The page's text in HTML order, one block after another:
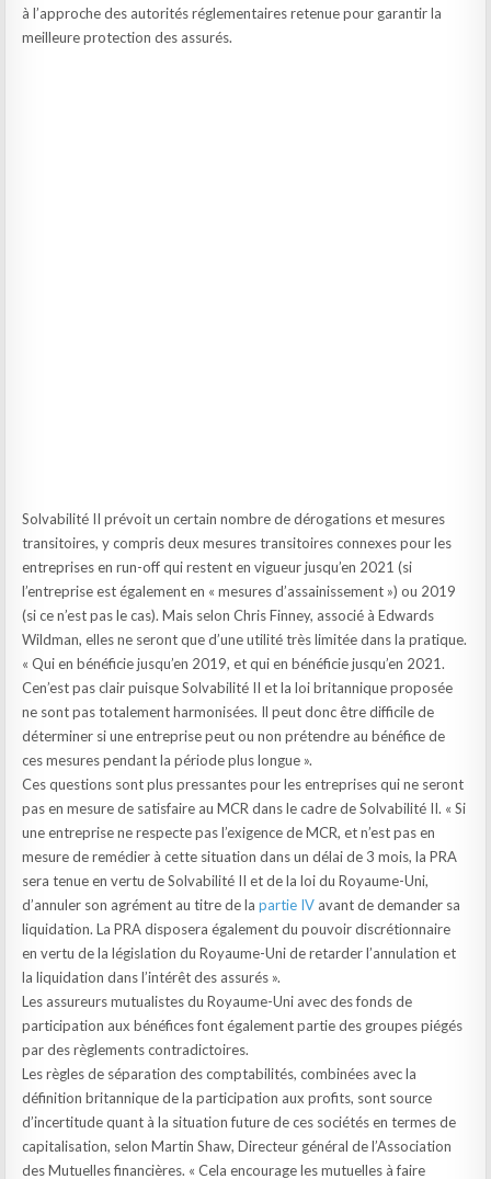
à l’approche des autorités réglementaires retenue pour garantir la
meilleure protection des assurés.
Solvabilité II prévoit un certain nombre de dérogations et mesures
transitoires, y compris deux mesures transitoires connexes pour les
entreprises en run-off qui restent en vigueur jusqu’en 2021 (si
l’entreprise est également en « mesures d’assainissement ») ou 2019
(si ce n’est pas le cas). Mais selon Chris Finney, associé à Edwards
Wildman, elles ne seront que d’une utilité très limitée dans la pratique.
« Qui en bénéficie jusqu’en 2019, et qui en bénéficie jusqu’en 2021.
Cen’est pas clair puisque Solvabilité II et la loi britannique proposée
ne sont pas totalement harmonisées. Il peut donc être difficile de
déterminer si une entreprise peut ou non prétendre au bénéfice de
ces mesures pendant la période plus longue ».
Ces questions sont plus pressantes pour les entreprises qui ne seront
pas en mesure de satisfaire au MCR dans le cadre de Solvabilité II. « Si
une entreprise ne respecte pas l’exigence de MCR, et n’est pas en
mesure de remédier à cette situation dans un délai de 3 mois, la PRA
sera tenue en vertu de Solvabilité II et de la loi du Royaume-Uni,
d’annuler son agrément au titre de lapartie IV avant de demander sa
liquidation. La PRA disposera également du pouvoir discrétionnaire
en vertu de la législation du Royaume-Uni de retarder l’annulation et
la liquidation dans l’intérêt des assurés ».
Les assureurs mutualistes du Royaume-Uni avec des fonds de
participation aux bénéfices font également partie des groupes piégés
par des règlements contradictoires.
Les règles de séparation des comptabilités, combinées avec la
définition britannique de la participation aux profits, sont source
d’incertitude quant à la situation future de ces sociétés en termes de
capitalisation, selon Martin Shaw, Directeur général de l’Association
des Mutuelles financières. « Cela encourage les mutuelles à faire